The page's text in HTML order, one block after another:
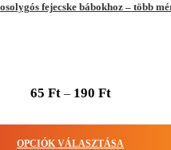
fejecske bábokhoz – több
65 Ft– 190 Ft
OPCIÓK VÁLASZTÁSA